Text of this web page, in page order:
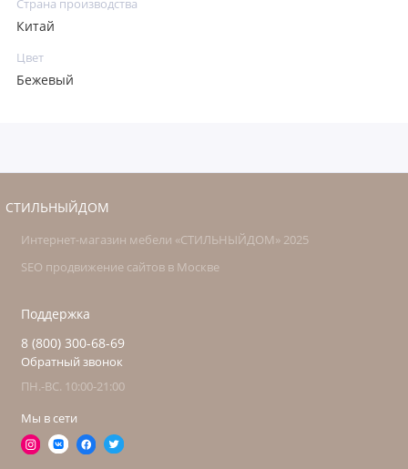
Страна производства
Китай
Цвет
Бежевый
СТИЛЬНЫЙДОМ
Интернет-магазин мебели «СТИЛЬНЫЙДОМ» 2025
SEO продвижение сайтов в Москве
Поддержка
8 (800) 300-68-69
Обратный звонок
ПН.-ВС. 10:00-21:00
Мы в сети